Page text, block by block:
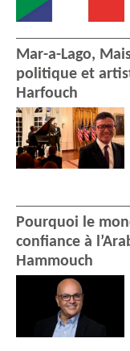
Mar-a-Lago,
politique et
Harfouch
Pourquoi le
confiance à
Hammouch